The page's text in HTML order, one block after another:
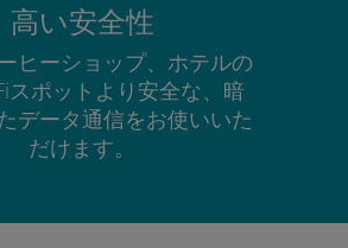
高い安全性
ヒーショップ、ホテルの
スポットより安全な、暗
データ通信をお使いいた
だけます。